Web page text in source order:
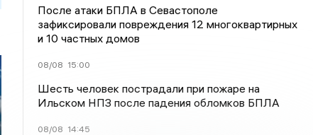
После атаки БПЛА в Севастополе
зафиксировали повреждения 12 многоквартирных
и 10 частных домов
08/08 15:00
Шесть человек пострадали при пожаре на
Ильском НПЗ после падения обломков БПЛА
08/08 14:45